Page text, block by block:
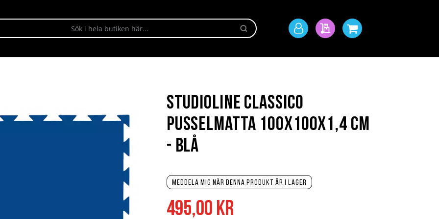
Sök
Mitt
Min offertMin kundvagn
495,00 kr
Meddela mig när denna produkt är i lager
Studioline Classico
pusselmatta 100x100x1,4 cm
- Blå